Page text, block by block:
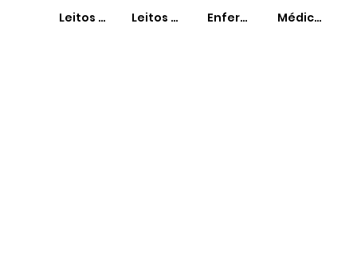
Leitos SUS Leitos Não-SUSEnfermeirosMédicos